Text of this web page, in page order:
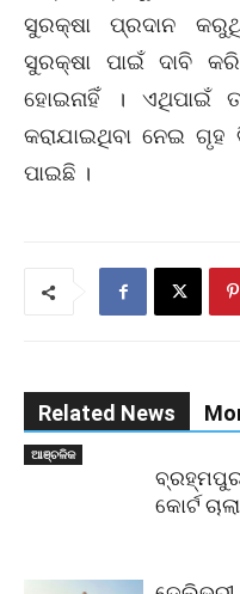
ସୁରକ୍ଷା ପ୍ରଦାନ
ସୁରକ୍ଷା ପାଇଁ ଦାବି
ହୋଇନାହିଁ । ଏଥିପାଇଁ
କରାଯାଇଥିବା ନେଇ
ପାଇଛି ।
Related News
ଆଞ୍ଚଳିକ
କୋର୍ଟ